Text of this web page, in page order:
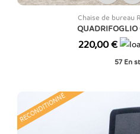
Chaise de bureau
Prix
220,00 €
57En
RECONDITIONNÉ